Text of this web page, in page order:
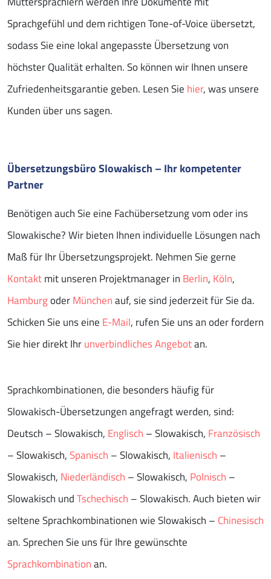
Sprachgefühl und dem richtigen Tone-of-Voice übersetzt,
sodass Sie eine lokal angepasste Übersetzung von
höchster Qualität erhalten. So können wir Ihnen unsere
Zufriedenheitsgarantie geben. Lesen Sie hier, was unsere
Kunden über uns sagen.
Übersetzungsbüro Slowakisch – Ihr kompetenter
Partner
Benötigen auch Sie eine Fachübersetzung vom oder ins
Slowakische? Wir bieten Ihnen individuelle Lösungen nach
Maß für Ihr Übersetzungsprojekt. Nehmen Sie gerne
Kontaktmit unseren Projektmanager in Berlin, Köln,
HamburgoderMünchenauf, sie sind jederzeit für Sie da.
Schicken Sie uns eine E-Mail, rufen Sie uns an oder fordern
Sie hier direkt Ihrunverbindliches Angebotan.
Sprachkombinationen, die besonders häufig für
Slowakisch-Übersetzungen angefragt werden, sind:
Deutsch – Slowakisch, Englisch – Slowakisch, Französisch
– Slowakisch, Spanisch – Slowakisch, Italienisch –
Slowakisch, Niederländisch – Slowakisch, Polnisch –
Slowakisch undTschechisch – Slowakisch. Auch bieten wir
seltene Sprachkombinationen wie Slowakisch – Chinesisch
an. Sprechen Sie uns für Ihre gewünschte
Sprachkombinationan.